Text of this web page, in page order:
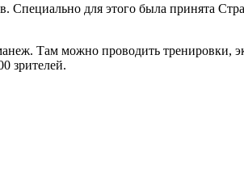
для этого была принята
Там можно проводить тренировки,
зрителей.